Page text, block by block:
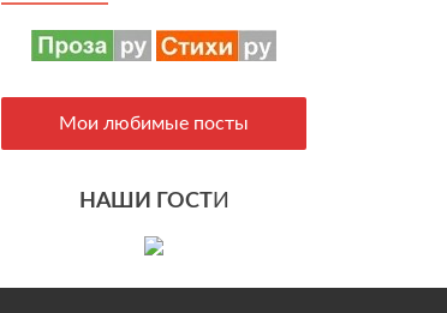
Мои любимые посты
НАШИ ГОСТИ